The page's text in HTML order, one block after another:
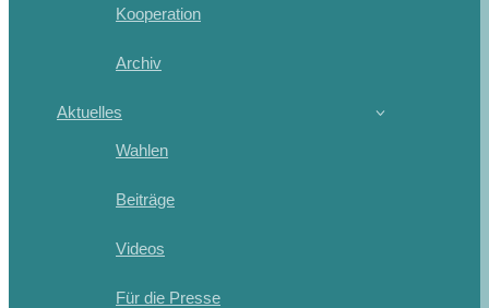
Kooperation
Archiv
Aktuelles
Wahlen
Beiträge
Videos
Für die Presse